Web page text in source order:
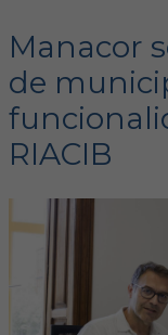
FORMACIÓN
Formación COVIB
Formaciones de
Certificados de
ACTUALIDAD
Manacor
de
RIACIB